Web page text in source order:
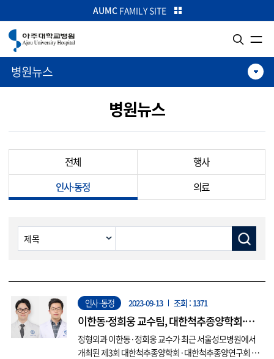
본문으로 가기
주메뉴로 가기
카피라이트로 가기
AUMCFAMILY SITE
병원뉴스
병원뉴스
전체
행사
인사·동정
의료
인사·동정 2023-09-13 조회 : 1371
이한동·정희웅 교수팀, 대한척추종양학회·대
한척추종양연구회 학술대회 우수구연상 수상
정형외과 이한동·정희웅 교수가 최근 서울성모병원에서
개최된 제3회 대한척추종양학회·대한척추종양연구회 공